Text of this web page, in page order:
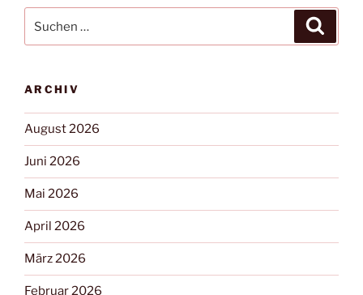
ARCHIV
August 2026
Juni 2026
Mai 2026
April 2026
März 2026
Februar 2026